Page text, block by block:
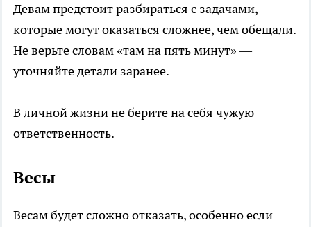
Девам предстоит разбираться с задачами,
которые могут оказаться сложнее, чем обещали.
Не верьте словам «там на пять минут» —
уточняйте детали заранее.
В личной жизни не берите на себя чужую
ответственность.
Весы
Весам будет сложно отказать, особенно если